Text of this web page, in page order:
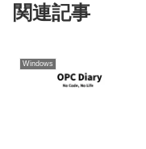
関連記事
Windows